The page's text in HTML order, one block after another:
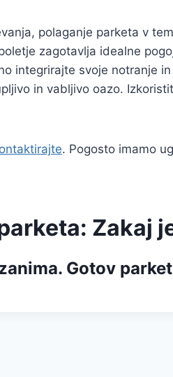
polaganje parketa v
zagotavlja idealne
integrirajte svoje notranje
in vabljivo oazo.
. Pogosto imamo
Zakaj
Gotov